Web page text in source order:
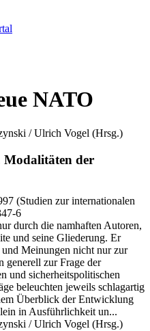
NATO
/ Ulrich Vogel (Hrsg.)
Modalitäten der
(Studien zur internationalen
6
durch die namhaften Autoren,
und seine Gliederung. Er
Meinungen nicht nur zur
generell zur Frage der
und sicherheitspolitischen
beleuchten jeweils schlagartig
Überblick der Entwicklung
in Ausführlichkeit un...
/ Ulrich Vogel (Hrsg.)